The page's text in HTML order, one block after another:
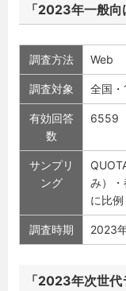
「2023年一般向
調査方法 Web
調査対象 全国
有効回答
数
6559
サンプリ
ング
み）
に比
調査時期 2023
「2023年次世代